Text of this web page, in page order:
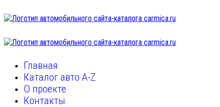
Главная
Каталог авто A-Z
О проекте
Контакты